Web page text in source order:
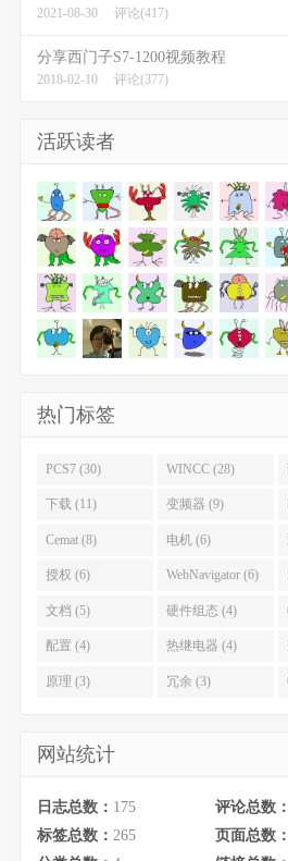
2021-08-30 评论(417)
分享西门子S7-1200视频教程
2018-02-10 评论(377)
活跃读者
热门标签
PCS7 (30) WINCC (28)
下载 (11) 变频器 (9)
Cemat (8) 电机 (6)
授权 (6) WebNavigator (6)
文档 (5) 硬件组态 (4)
配置 (4) 热继电器 (4)
原理 (3) 冗余 (3)
网站统计
日志总数： 175 评论总数：
标签总数： 265 页面总数：